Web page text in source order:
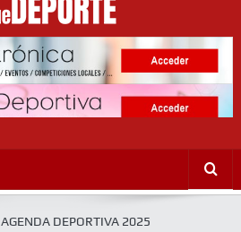
AGENDA DEPORTIVA 2025